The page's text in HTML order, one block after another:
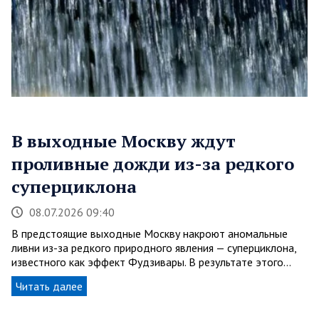
В выходные Москву ждут
проливные дожди из-за редкого
суперциклона
08.07.2026 09:40
В предстоящие выходные Москву накроют аномальные
ливни из-за редкого природного явления — суперциклона,
известного как эффект Фудзивары. В результате этого…
Читать далее